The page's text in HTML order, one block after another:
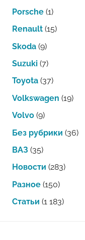
Porsche (1)
Renault (15)
Skoda (9)
Suzuki (7)
Toyota (37)
Volkswagen (19)
Volvo (9)
Без рубрики (36)
ВАЗ (35)
Новости (283)
Разное (150)
Статьи (1 183)